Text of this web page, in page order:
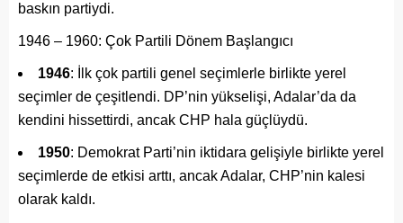
baskın partiydi.
1946 – 1960: Çok Partili Dönem Başlangıcı
1946: İlk çok partili genel seçimlerle birlikte yerel
seçimler de çeşitlendi. DP’nin yükselişi, Adalar’da da
kendini hissettirdi, ancak CHP hala güçlüydü.
1950: Demokrat Parti’nin iktidara gelişiyle birlikte yerel
seçimlerde de etkisi arttı, ancak Adalar, CHP’nin kalesi
olarak kaldı.